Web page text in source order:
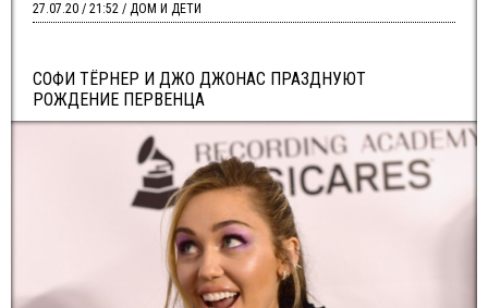
СОФИ ТЁРНЕР И ДЖО ДЖОНАС ПРАЗДНУЮТ
РОЖДЕНИЕ ПЕРВЕНЦА
27.07.20 / 21:52 / ДОМ И ДЕТИ